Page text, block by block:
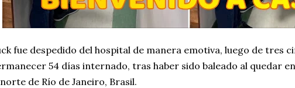
fue despedido del hospital de manera emotiva, luego de tres
54 días internado, tras haber sido baleado al quedar
de Río de Janeiro, Brasil.